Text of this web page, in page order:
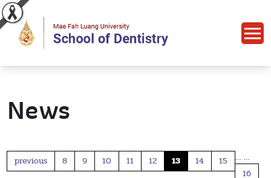
News
previous …
8 9 10 11 12 13 14
15
16
…